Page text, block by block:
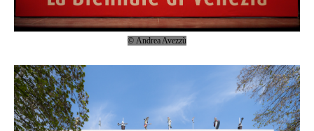
© Andrea Avezzù